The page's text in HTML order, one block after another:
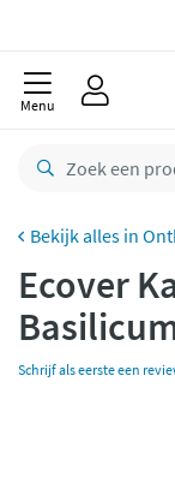
Menu
Ecover
Schrijf als eerste een